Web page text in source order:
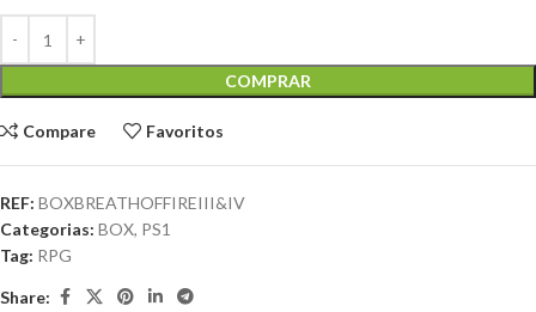
COMPRAR
Compare Favoritos
REF: BOXBREATHOFFIREIII&IV
Categorias: BOX, PS1
Tag: RPG
Share: